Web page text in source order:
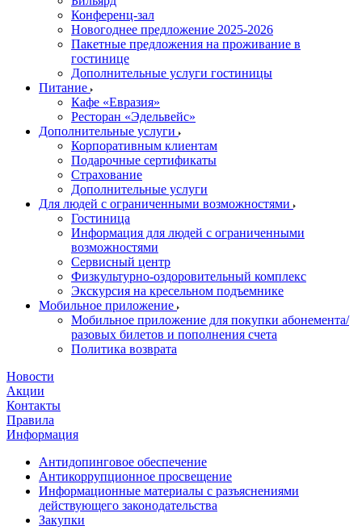
Конференц-зал
Новогоднее предложение 2025-2026
Пакетные предложения на проживание в
гостинице
Дополнительные услуги гостиницы
Питание
Кафе «Евразия»
Ресторан «Эдельвейс»
Дополнительные услуги
Корпоративным клиентам
Подарочные сертификаты
Страхование
Дополнительные услуги
Для людей с ограниченными возможностями
Гостиница
Информация для людей с ограниченными
возможностями
Сервисный центр
Физкультурно-оздоровительный комплекс
Экскурсия на кресельном подъемнике
Мобильное приложение
Мобильное приложение для покупки абонемента/
разовых билетов и пополнения счета
Политика возврата
Новости
Акции
Контакты
Правила
Информация
Антидопинговое обеспечение
Антикоррупционное просвещение
Информационные материалы с разъяснениями
действующего законодательства
Закупки